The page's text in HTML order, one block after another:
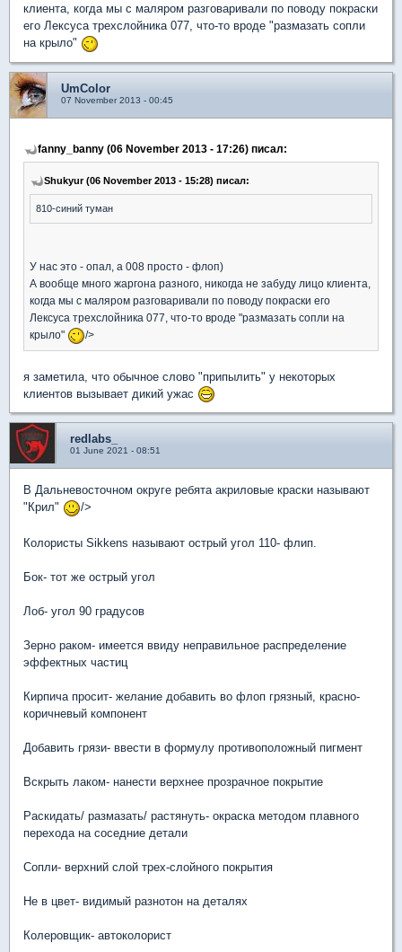
клиента, когда мы с маляром разговаривали по поводу покраски
его Лексуса трехслойника 077, что-то вроде "размазать сопли
на крыло"
UmColor
07 November 2013 - 00:45
fanny_banny (06 November 2013 - 17:26) писал:
Shukyur (06 November 2013 - 15:28) писал:
810-синий туман
У нас это - опал, а 008 просто - флоп)
А вообще много жаргона разного, никогда не забуду лицо клиента,
когда мы с маляром разговаривали по поводу покраски его
Лексуса трехслойника 077, что-то вроде "размазать сопли на
крыло"
/>
я заметила, что обычное слово "припылить" у некоторых
клиентов вызывает дикий ужас
redlabs_
01 June 2021 - 08:51
В Дальневосточном округе ребята акриловые краски называют
"Крил"
/>
Колористы Sikkens называют острый угол 110- флип.
Бок- тот же острый угол
Лоб- угол 90 градусов
Зерно раком- имеется ввиду неправильное распределение
эффектных частиц
Кирпича просит- желание добавить во флоп грязный, красно-
коричневый компонент
Добавить грязи- ввести в формулу противоположный пигмент
Вскрыть лаком- нанести верхнее прозрачное покрытие
Раскидать/ размазать/ растянуть- окраска методом плавного
перехода на соседние детали
Сопли- верхний слой трех-слойного покрытия
Не в цвет- видимый разнотон на деталях
Колеровщик- автоколорист